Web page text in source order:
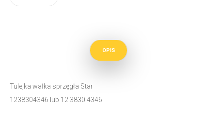
OPIS
Tulejka wałka sprzęgła Star
1238304346 lub 12.3830.4346